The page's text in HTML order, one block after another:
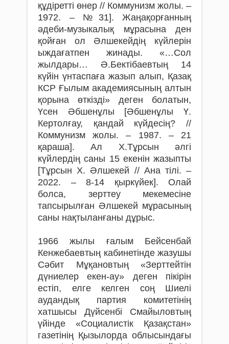
құдіретті өнер // Коммунизм жолы. –
1972. – №31]. Жаңақорғанның
әдеби-музыкалық мұрасына ден
қойған ол Әлшекейдің күйлерін
ыждағатпен жинады. «…Сол
жылдары… Ә.Бектібаевтың 14
күйін үнтаспаға жазып алып, Қазақ
КСР Ғылым академиясының алтын
қорына өткізді» деген болатын,
Үсен Әбшенұлы [Әбшенұлы Ү.
Кертолғау, қандай күйдесің? //
Коммунизм жолы. – 1987. – 21
қараша]. Ал Х.Тұрсын әлгі
күйлердің саны 15 екенін жазыпты
[Тұрсын Х. Әлшекей // Ана тілі. –
2022. – 8-14 қыркүйек]. Олай
болса, зерттеу мекемесіне
тапсырылған Әлшекей мұрасының
саны нақтыланғаны дұрыс.
1966 жылы ғалым Бейсенбай
Кенжебаевтың кабинетінде жазушы
Сәбит Мұқановтың «Зерттейтін
дүниелер екен-ау» деген пікірін
естіп, елге келген соң Шиелі
аудандық партия комитетінің
хатшысы Дүйсенбі Смайыловтың
үйінде «Социалистік Қазақстан»
газетінің Қызылорда облысындағы